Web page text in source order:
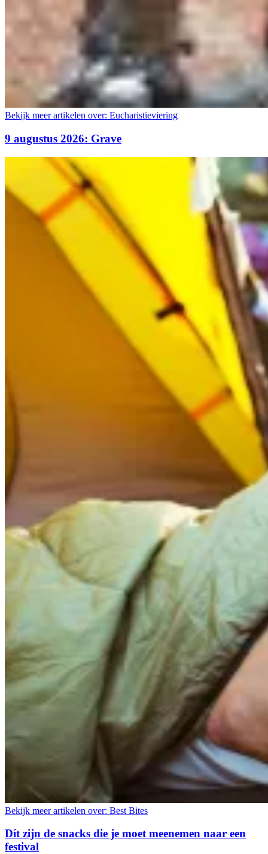
Bekijk meer artikelen over: Eucharistieviering
9 augustus 2026: Grave
Bekijk meer artikelen over: Best Bites
Dít zijn de snacks die je moet meenemen naar een
festival